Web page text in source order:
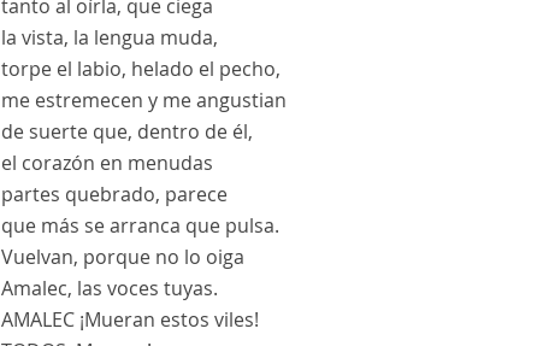
tanto al oírla, que ciega
la vista, la lengua muda,
torpe el labio, helado el pecho,
me estremecen y me angustian
de suerte que, dentro de él,
el corazón en menudas
partes quebrado, parece
que más se arranca que pulsa.
Vuelvan, porque no lo oiga
Amalec, las voces tuyas.
AMALEC¡Mueran estos viles!